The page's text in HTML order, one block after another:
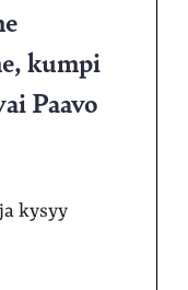
kumpi
Paavo
kysyy